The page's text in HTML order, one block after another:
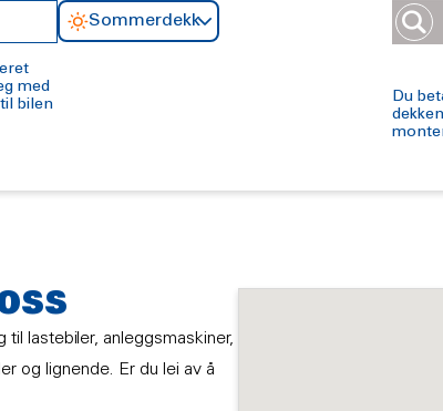
med
bilen
Sommerdekk
Du
til lastebiler, anleggsmaskiner,
og lignende. Er du lei av å